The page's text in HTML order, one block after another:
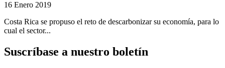
16 Enero 2019
Costa Rica se propuso el reto de descarbonizar su economía, para lo
cual el sector...
Suscríbase a nuestro boletín